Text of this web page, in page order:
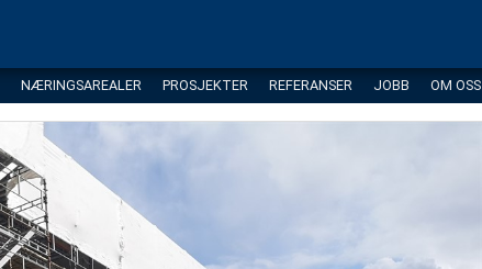
NÆRINGSAREALER PROSJEKTER REFERANSER JOBB OM OSS